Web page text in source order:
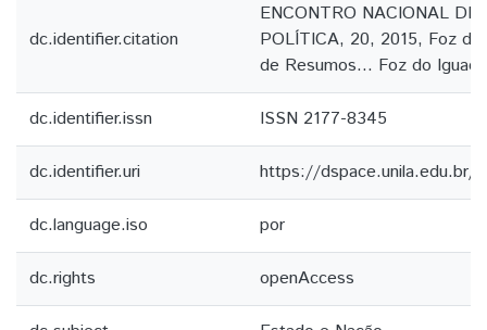
dc.identifier.citation
ENCONTRO NACIONAL DE
POLÍTICA, 20, 2015, Foz
de Resumos... Foz do
dc.identifier.issn ISSN 2177-8345
dc.identifier.uri https://dspace.unila.edu.br/
dc.language.iso por
dc.rights openAccess